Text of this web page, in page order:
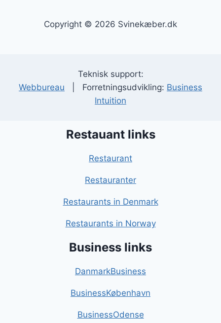
Copyright © 2026 Svinekæber.dk
Teknisk support:
Webbureau | Forretningsudvikling: Business
Intuition
Restauant links
Restaurant
Restauranter
Restaurants in Denmark
Restaurants in Norway
Business links
DanmarkBusiness
BusinessKøbenhavn
BusinessOdense